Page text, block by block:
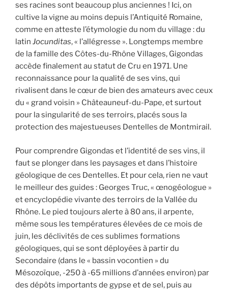
ses racines sont beaucoup plus anciennes ! Ici, on
cultive la vigne au moins depuis l’Antiquité Romaine,
comme en atteste l’étymologie du nom du village : du
latin Jocunditas, « l’allégresse ». Longtemps membre
de la famille des Côtes-du-Rhône Villages, Gigondas
accède finalement au statut de Cru en 1971. Une
reconnaissance pour la qualité de ses vins, qui
rivalisent dans le cœur de bien des amateurs avec ceux
du « grand voisin » Châteauneuf-du-Pape, et surtout
pour la singularité de ses terroirs, placés sous la
protection des majestueuses Dentelles de Montmirail.
Pour comprendre Gigondas et l’identité de ses vins, il
faut se plonger dans les paysages et dans l’histoire
géologique de ces Dentelles. Et pour cela, rien ne vaut
le meilleur des guides : Georges Truc, « œnogéologue »
et encyclopédie vivante des terroirs de la Vallée du
Rhône. Le pied toujours alerte à 80 ans, il arpente,
même sous les températures élevées de ce mois de
juin, les déclivités de ces sublimes formations
géologiques, qui se sont déployées à partir du
Secondaire (dans le « bassin vocontien » du
Mésozoïque, -250 à -65 millions d’années environ) par
des dépôts importants de gypse et de sel, puis au